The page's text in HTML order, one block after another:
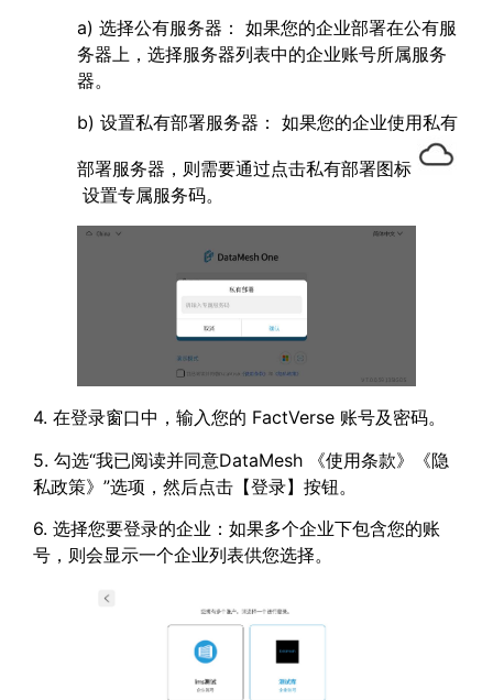
a) 选择公有服务器： 如果您的企业部署在公有服
务器上，选择服务器列表中的企业账号所属服务
器。
b) 设置私有部署服务器： 如果您的企业使用私有
部署服务器，则需要通过点击私有部署图标
设置专属服务码。
4. 在登录窗口中，输入您的 FactVerse 账号及密码。
5. 勾选“我已阅读并同意DataMesh 《使用条款》《隐
私政策》”选项，然后点击【登录】按钮。
6. 选择您要登录的企业：如果多个企业下包含您的账
号，则会显示一个企业列表供您选择。